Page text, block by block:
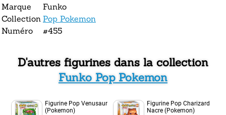
Marque
Funko
Collection Pop Pokemon
Numéro
#455
D'autres figurines dans la collection
Funko Pop Pokemon
Figurine Pop Venusaur
(Pokemon)
Figurine Pop Charizard
Nacre (Pokemon)